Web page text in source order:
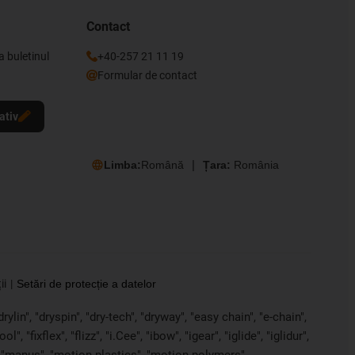
buletinul
Contact
+40-257 21 11 19
Formular de contact
Limba:Română Țara: România
Setări de protecție a datelor
"dryspin", "dry-tech", "dryway", "easy chain", "e-chain",
"fixflex", "flizz", "i.Cee", "ibow", "igear", "iglide", "iglidur",